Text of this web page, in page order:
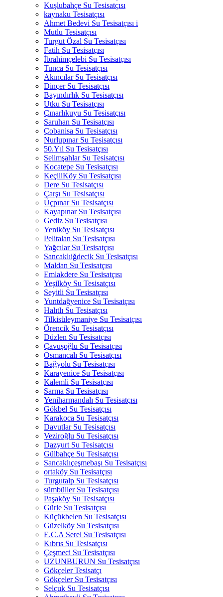
Kuşlubahçe Su Tesisatçısı
kaynaku Tesisatçısı
Ahmet Bedevi Su Tesisatçısı i
Mutlu Tesisatçısı
Turgut Özal Su Tesisatçısı
Fatih Su Tesisatçısı
İbrahimçelebi Su Tesisatçısı
Tunca Su Tesisatçısı
Akıncılar Su Tesisatçısı
Dinçer Su Tesisatçısı
Bayındırlık Su Tesisatçısı
Utku Su Tesisatçısı
Çınarlıkuyu Su Tesisatçısı
Saruhan Su Tesisatçısı
Çobanisa Su Tesisatçısı
Nurlupınar Su Tesisatçısı
50.Yıl Su Tesisatçısı
Selimşahlar Su Tesisatçısı
Kocatepe Su Tesisatçısı
KeçiliKöy Su Tesisatçısı
Dere Su Tesisatçısı
Çarşı Su Tesisatçısı
Üçpınar Su Tesisatçısı
Kayapınar Su Tesisatçısı
Gediz Su Tesisatçısı
Yeniköy Su Tesisatçısı
Pelitalan Su Tesisatçısı
Yağcılar Su Tesisatçısı
Sancaklıiğdecik Su Tesisatçısı
Maldan Su Tesisatçısı
Emlakdere Su Tesisatçısı
Yeşilköy Su Tesisatçısı
Seyitli Su Tesisatçısı
Yuntdağyenice Su Tesisatçısı
Halıtlı Su Tesisatçısı
Tilkisüleymaniye Su Tesisatçısı
Örencik Su Tesisatçısı
Düzlen Su Tesisatçısı
Çavuşoğlu Su Tesisatçısı
Osmancalı Su Tesisatçısı
Bağyolu Su Tesisatçısı
Karayenice Su Tesisatçısı
Kalemli Su Tesisatçısı
Sarma Su Tesisatçısı
Yeniharmandalı Su Tesisatçısı
Gökbel Su Tesisatçısı
Karakoca Su Tesisatçısı
Davutlar Su Tesisatçısı
Veziroğlu Su Tesisatçısı
Dazyurt Su Tesisatçısı
Gülbahçe Su Tesisatçısı
Sancaklıçeşmebaşı Su Tesisatçısı
ortaköy Su Tesisatçısı
Turgutalp Su Tesisatçısı
sümbüller Su Tesisatçısı
Paşaköy Su Tesisatçısı
Gürle Su Tesisatçısı
Küçükbelen Su Tesisatçısı
Güzelköy Su Tesisatçısı
E.C.A Serel Su Tesisatçısı
Kıbrıs Su Tesisatçısı
Çeşmeci Su Tesisatçısı
UZUNBURUN Su Tesisatçısı
Gökçeler Tesisatçı
Gökçeler Su Tesisatçısı
Selçuk Su Tesisatçısı